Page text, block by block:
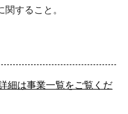
すること。
細は事業一覧をご覧くだ